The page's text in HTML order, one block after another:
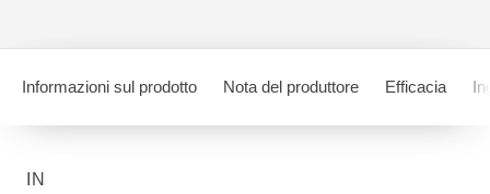
Informazioni sul prodotto Nota del produttore Efficacia
IN